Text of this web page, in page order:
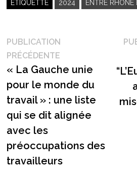
ÉTIQUETTÉ 2024 ENTRE RHÔNE
Navigation
de
l’article
PUBLICATION
PRÉCÉDENTEPublication
précédente :
« La Gauche unie
pour le monde du
travail » : une liste
qui se dit alignée
avec les
préoccupations des
travailleurs